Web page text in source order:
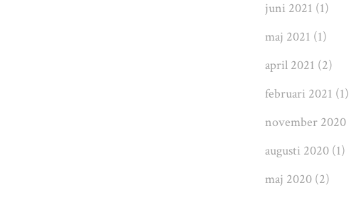
juni 2021 (1)
maj 2021 (1)
april 2021 (2)
februari 2021 (1)
november 2020
augusti 2020 (1)
maj 2020 (2)